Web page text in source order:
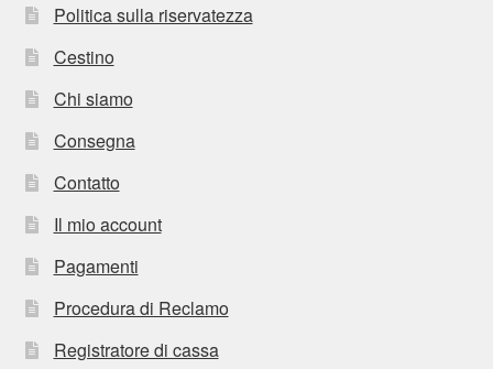
Politica sulla riservatezza
Cestino
Chi siamo
Consegna
Contatto
Il mio account
Pagamenti
Procedura di Reclamo
Registratore di cassa